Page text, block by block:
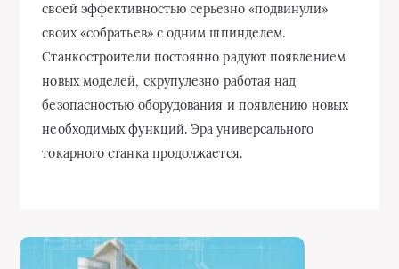
своей эффективностью серьезно «подвинули»
своих «собратьев» с одним шпинделем.
Станкостроители постоянно радуют появлением
новых моделей, скрупулезно работая над
безопасностью оборудования и появлению новых
необходимых функций. Эра универсального
токарного станка продолжается.